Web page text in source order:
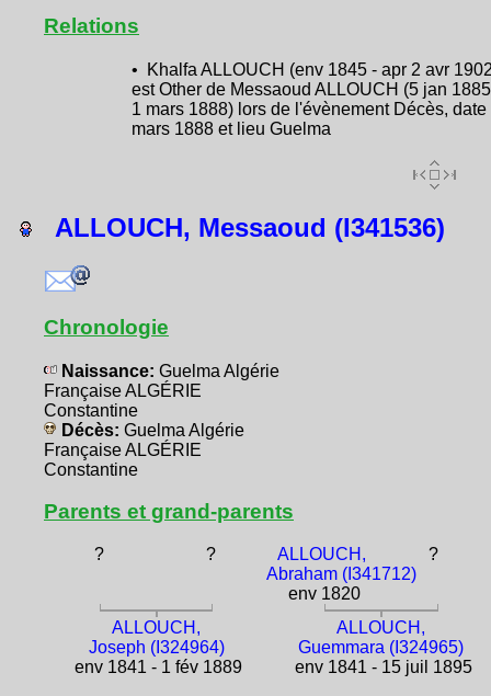
Relations
• Khalfa ALLOUCH (env 1845 - apr 2 avr
est Other de Messaoud ALLOUCH (5 jan
1 mars 1888) lors de l'évènement Décès, date
mars 1888 et lieu Guelma
ALLOUCH, Messaoud (I341536)
Chronologie
Naissance: Guelma Algérie
Française ALGÉRIE
Constantine
Décès: Guelma Algérie
Française ALGÉRIE
Constantine
Parents et grand-parents
? ?
ALLOUCH,
Abraham (I341712)
env 1820
?
ALLOUCH,
Joseph (I324964)
env 1841 - 1 fév 1889
ALLOUCH,
Guemmara (I324965)
env 1841 - 15 juil 1895